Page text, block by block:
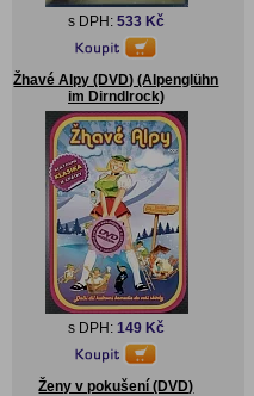
s DPH: 533 Kč
Žhavé Alpy (DVD) (Alpenglühn
im Dirndlrock)
s DPH: 149 Kč
Ženy v pokušení (DVD)